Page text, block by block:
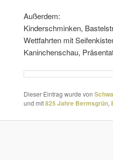
Außerdem:
Kinderschminken,
Wettfahrten mit
Kaninchenschau,
Dieser Eintrag wurde von
und mit825 Jahre Bermsgrün,